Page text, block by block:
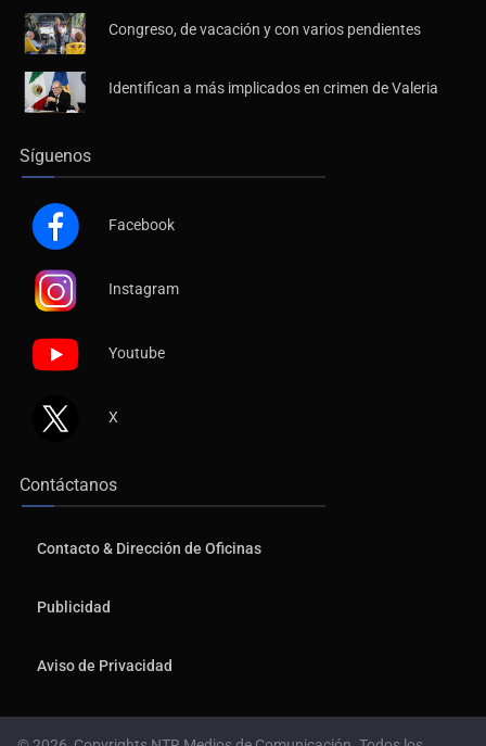
Congreso, de vacación y con varios pendientes
Identifican a más implicados en crimen de Valeria
Síguenos
Facebook
Instagram
Youtube
X
Contáctanos
Contacto & Dirección de Oficinas
Publicidad
Aviso de Privacidad